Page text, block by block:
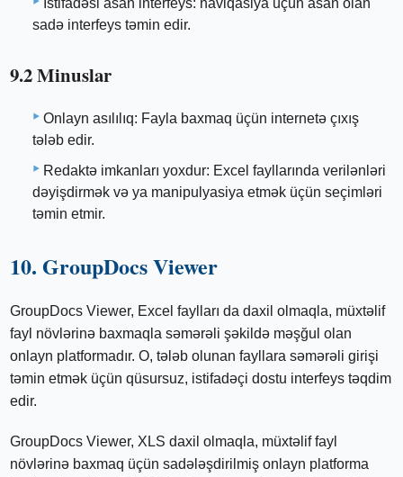
İstifadəsi asan interfeys: naviqasiya üçün asan olan
sadə interfeys təmin edir.
9.2 Minuslar
Onlayn asılılıq: Fayla baxmaq üçün internetə çıxış
tələb edir.
Redaktə imkanları yoxdur: Excel fayllarında verilənləri
dəyişdirmək və ya manipulyasiya etmək üçün seçimləri
təmin etmir.
10. GroupDocs Viewer
GroupDocs Viewer, Excel faylları da daxil olmaqla, müxtəlif
fayl növlərinə baxmaqla səmərəli şəkildə məşğul olan
onlayn platformadır. O, tələb olunan fayllara səmərəli girişi
təmin etmək üçün qüsursuz, istifadəçi dostu interfeys təqdim
edir.
GroupDocs Viewer, XLS daxil olmaqla, müxtəlif fayl
növlərinə baxmaq üçün sadələşdirilmiş onlayn platforma